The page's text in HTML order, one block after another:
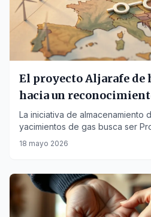
El proyecto Aljarafe de
hacia un
La iniciativa de almacenamiento
yacimientos de gas busca ser
para acceder a financiación y
18 mayo 2026